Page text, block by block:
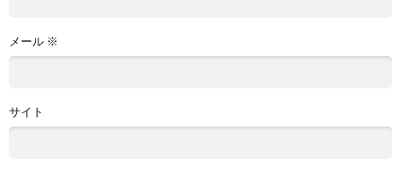
メール ※
サイト